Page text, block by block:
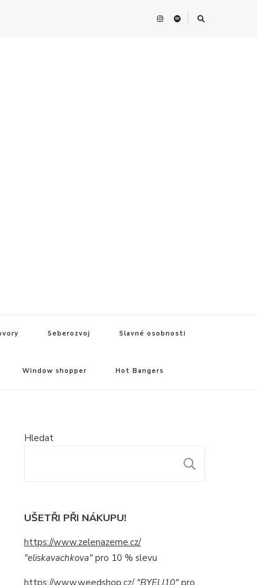
Seberozvoj Slavné osobnosti
Window shopper Hot Bangers
Hledat
UŠETŘI PŘI NÁKUPU!
https://www.zelenazeme.cz/
"eliskavachkova" pro 10 % slevu
https://www.weedshop.cz/ "BYELI10" pro